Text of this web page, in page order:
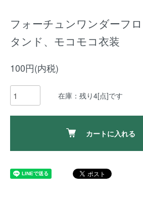
フォーチュンワンダーフ
タンド、モコモコ衣装
100円(内税)
在庫：残り4[点]です
カートに入れる